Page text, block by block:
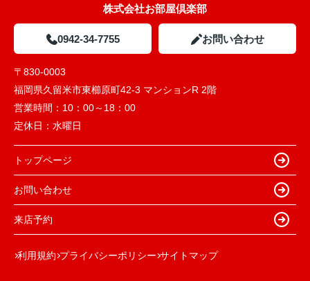
株式会社お部屋倶楽部
0942-34-7755 お問い合わせ
〒830-0003
福岡県久留米市東櫛原町42-3 マンションR 2階
営業時間： 10：00～18：00
定休日： 水曜日
トップページ
お問い合わせ
来店予約
利用規約 プライバシーポリシー サイトマップ